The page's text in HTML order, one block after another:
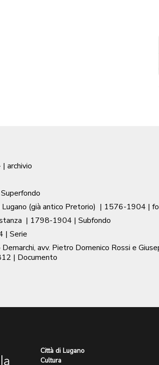
| archivio
(già antico Pretorio) | 1576-1904 |
| 1798-1904 | Subfondo
| Serie
avv. Pietro Domenico Rossi e
| Documento
Città di Lugano
Cultura